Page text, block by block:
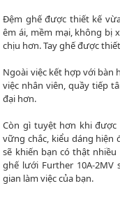
Đệm ghế được thiết kế
êm ái, mềm mại, không bị
chịu hơn. Tay ghế được
Ngoài việc kết hợp với bàn
việc nhân viên, quầy tiếp
đại hơn.
Còn gì tuyệt hơn khi
vững chắc, kiểu dáng hiện
sẽ khiến bạn có thật
ghế lưới Further 10A-
gian làm việc của bạn.